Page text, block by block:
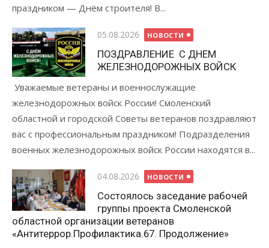
праздником — Днём строителя! В...
Опубликовано
05.08.2026 НОВОСТИ
ПОЗДРАВЛЕНИE С ДНЕМ
ЖЕЛЕЗНОДОРОЖНЫХ ВОЙСК
Уважаемые ветераны и военнослужащие
железнодорожных войск России! Смоленский
областной и городской Советы ветеранов поздравляют
вас с профессиональным праздником! Подразделения
военных железнодорожных войск России находятся в...
Опубликовано
04.08.2026 НОВОСТИ
Состоялось заседание рабочей
группы проекта Смоленской
областной организации ветеранов
«Антитеррор.Профилактика.67. Продолжение»